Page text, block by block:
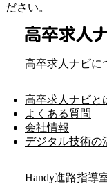
ださい。
高卒求人ナビに
高卒求人ナビと
よくある質問
会社情報
デジタル技術の
Handy進路指導